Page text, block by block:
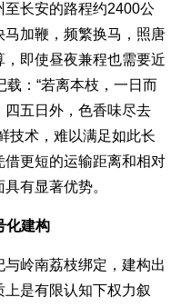
长安的路程约2400公
加鞭，频繁换马，照唐
即使昼夜兼程也需要近
：“若离本枝，一日而
五日外，色香味尽去
技术，难以满足如此长
更短的运输距离和相对
有显著优势。
化建构
岭南荔枝绑定，建构出
是有限认知下权力叙